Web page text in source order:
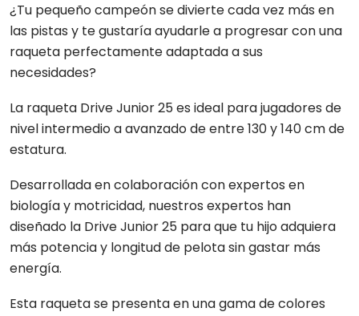
¿Tu pequeño campeón se divierte cada vez más en
las pistas y te gustaría ayudarle a progresar con una
raqueta perfectamente adaptada a sus
necesidades?
La raqueta Drive Junior 25 es ideal para jugadores de
nivel intermedio a avanzado de entre 130 y 140 cm de
estatura.
Desarrollada en colaboración con expertos en
biología y motricidad, nuestros expertos han
diseñado la Drive Junior 25 para que tu hijo adquiera
más potencia y longitud de pelota sin gastar más
energía.
Esta raqueta se presenta en una gama de colores